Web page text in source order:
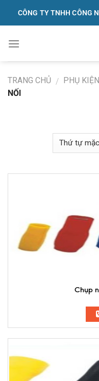
CÔNG TY TNHH CÔNG
TRANG CHỦ / PHỤ
NỐI
Chụp